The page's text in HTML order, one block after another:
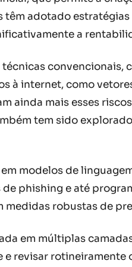
adotado
a
à internet, como
ainda mais esses
tem sido
modelos de
phishing e até
medidas robustas de
em múltiplas
revisar rotineiramente